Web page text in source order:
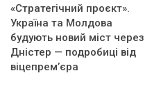
«Стратегічний проєкт».
Україна та Молдова
будують новий міст через
Дністер — подробиці від
віцепрем’єра